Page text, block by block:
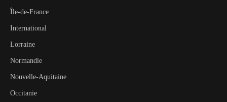
Île-de-France
International
Lorraine
Normandie
Nouvelle-Aquitaine
Occitanie